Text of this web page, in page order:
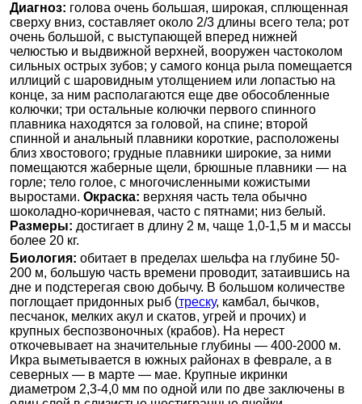
Диагноз: голова очень большая, широкая, сплющенная
сверху вниз, составляет около 2/3 длины всего тела; рот
очень большой, с выступающей вперед нижней
челюстью и выдвижной верхней, вооружен частоколом
сильных острых зубов; у самого конца рыла помещается
иллиций с шаровидным утолщением или лопастью на
конце, за ним располагаются еще две обособленные
колючки; три остальные колючки первого спинного
плавника находятся за головой, на спине; второй
спинной и анальный плавники короткие, расположены
близ хвостового; грудные плавники широкие, за ними
помещаются жаберные щели, брюшные плавники — на
горле; тело голое, с многочисленными кожистыми
выростами. Окраска: верхняя часть тела обычно
шоколадно-коричневая, часто с пятнами; низ белый.
Размеры: достигает в длину 2 м, чаще 1,0-1,5 м и массы
более 20 кг.
Биология: обитает в пределах шельфа на глубине 50-
200 м, большую часть времени проводит, затаившись на
дне и подстерегая свою добычу. В большом количестве
поглощает придонных рыб (треску, камбал, бычков,
песчанок, мелких акул и скатов, угрей и прочих) и
крупных беспозвоночных (крабов). На нерест
откочевывает на значительные глубины — 400-2000 м.
Икра выметывается в южных районах в феврале, а в
северных — в марте — мае. Крупные икринки
диаметром 2,3-4,0 мм по одной или по две заключены в